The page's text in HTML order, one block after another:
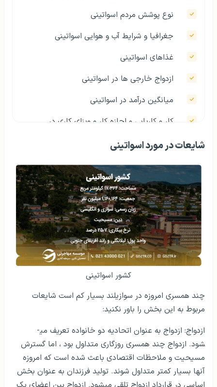
نوع پوشش مردم اسواتینی
جغرافیا و شرایط آب و هوایی اسواتینی
غذاهای اسواتینی
ازدواج خارجی ها در اسواتینی
میانگین درآمد در اسواتینی
کار و کاریابی و اجازه کار و ویزای کاری در
قیمت برخی کالاهای اساسی در اسواتینی
اقتصاد در اسواتینی
امنیت مالی و اقتصادی در اسواتینی
امنیت در اسواتینی
مراحل و شرایط اخذ اقامت برای خود و همراه در
حداقل حقوق در اسواتینی
خرید ملک در اسواتینی
ثبت شرکت در اسواتینی
انواع ویزا و انواع اقامت در اسواتینی
شایعات در مورد اسواتینی
کشور اسواتینی
چند همسری امروزه در سوازیلند بسیار کم است شایعات
مربوط به این بخش را باور نکنید:
ازدواج: ازدواج به عنوان اتحادیه دو خانواده تعریف می­
شود. ازدواج چند همسری روزگاری متداول بود ، اما گسترش
مسیحیت و ملاحظات اقتصادی باعث شده است که امروزه
آنها بسیار کمتر متداول شوند. تولید فرزندان به عنوان بخش